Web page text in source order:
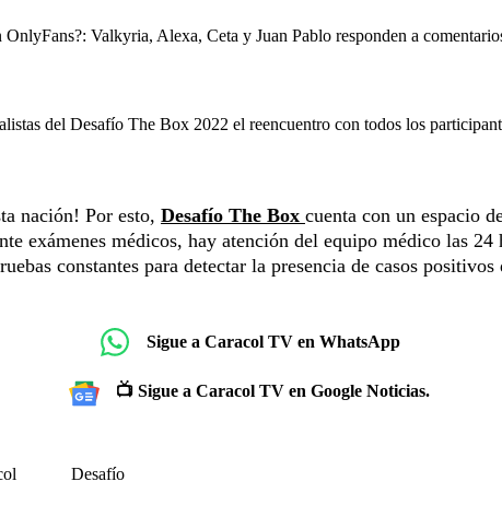
OnlyFans?: Valkyria, Alexa, Ceta y Juan Pablo responden a
del Desafío The Box 2022 el reencuentro con todos los
nación! Por esto, Desafío The Box cuenta con un espacio
exámenes médicos, hay atención del equipo médico las
constantes para detectar la presencia de casos
Sigue a Caracol TV en WhatsApp
📺 Sigue a Caracol TV en Google Noticias.
Desafío